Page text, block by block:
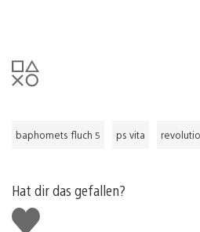
baphomets fluch 5 ps vita
Hat dir das gefallen?
Gefällt
mir